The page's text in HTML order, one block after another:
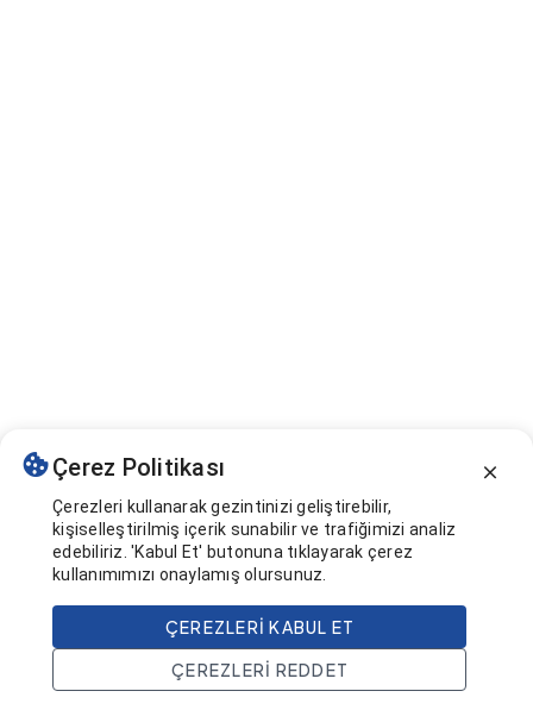
Çerez Politikası
Çerezleri kullanarak gezintinizi geliştirebilir,
kişiselleştirilmiş içerik sunabilir ve trafiğimizi analiz
edebiliriz. 'Kabul Et' butonuna tıklayarak çerez
kullanımımızı onaylamış olursunuz.
ÇEREZLERI KABUL ET
ÇEREZLERI REDDET